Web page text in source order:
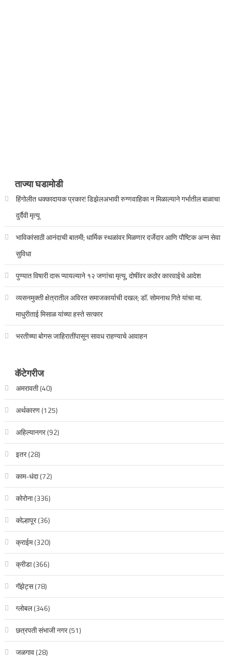
ताज्या घडामोडी
हिंगोलीत धक्कादायक प्रकार! डिझेलअभावी रुग्णवाहिका न मिळाल्याने गर्भातील बाळाचा
दुर्दैवी मृत्यू
भाविकांसाठी आनंदाची बातमी; धार्मिक स्थळांवर मिळणार दर्जेदार आणि पौष्टिक अन्न सेवा
सुविधा
पुण्यात विषारी दारू प्यायल्याने १२ जणांचा मृत्यू, दोषींवर कठोर कारवाईचे आदेश
व्यसनमुक्ती क्षेत्रातील अविरत समाजकार्याची दखल; डॉ. सोमनाथ गिते यांचा मा.
माधुरीताई मिसाळ यांच्या हस्ते सत्कार
भरतीच्या बोगस जाहिरातींपासून सावध राहण्याचे आवाहन
कॅटेगरीज
अमरावती(40)
अर्थकारण(125)
अहिल्यानगर(92)
इतर(28)
काम-धंदा(72)
कोरोना(336)
कोल्हापूर(36)
क्राईम(320)
क्रीडा(366)
गॅझेट्स(78)
ग्लोबल(346)
छत्रपती संभाजी नगर(51)
जळगाव(28)